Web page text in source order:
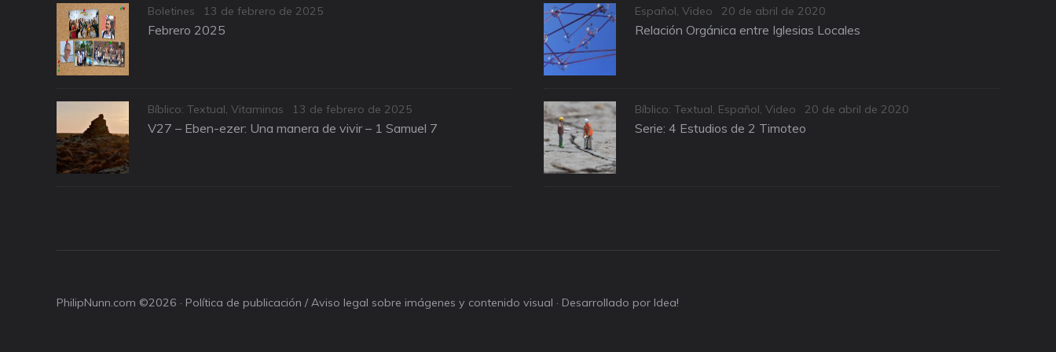
Categories
Boletines
Posted
on
13 de febrero de 2025
Febrero 2025
Categories
Bíblico: Textual,Vitaminas
Posted
on
13 de febrero de 2025
V27 – Eben-ezer: Una manera de vivir – 1 Samuel 7
Categories
Español, Video
Posted
on
20 de abril de 2020
Relación Orgánica entre Iglesias Locales
Categories
Bíblico: Textual, Español, Video
Posted
on
20 de abril de 2020
Serie: 4 Estudios de 2 Timoteo
PhilipNunn.com ©2026 · Política de publicación / Aviso legal sobre imágenes y contenido visual · Desarrollado por Idea!